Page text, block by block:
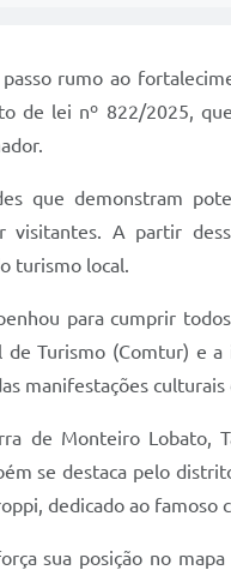
rumo ao
de lei nº 822/2025,
que demonstram
visitantes. A partir
turismo local.
para cumprir
de Turismo (Comtur) e
manifestações culturais
de Monteiro
se destaca pelo
dedicado ao
sua posição no